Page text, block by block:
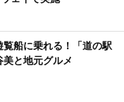
覧船に乗れる！「道の駅
と地元グルメ